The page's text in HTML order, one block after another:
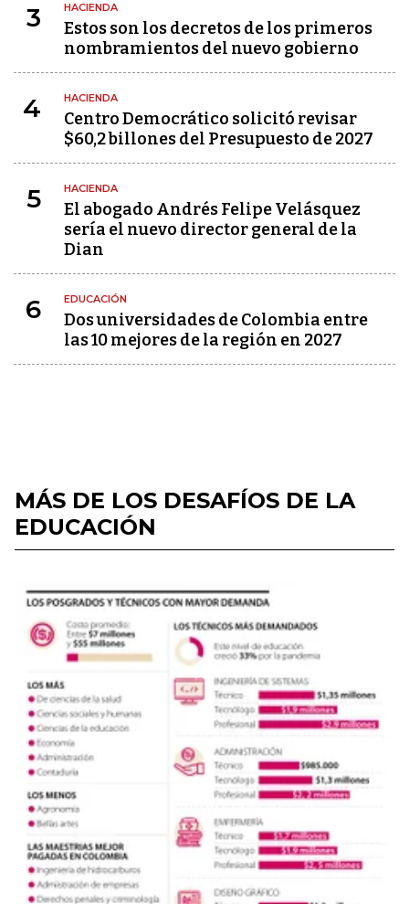
3 HACIENDA
Estos son los decretos de los primeros
nombramientos del nuevo gobierno
4 HACIENDA
Centro Democrático solicitó revisar
$60,2 billones del Presupuesto de 2027
5 HACIENDA
El abogado Andrés Felipe Velásquez
sería el nuevo director general de la
Dian
6 EDUCACIÓN
Dos universidades de Colombia entre
las 10 mejores de la región en 2027
MÁS DE LOS DESAFÍOS DE LA
EDUCACIÓN